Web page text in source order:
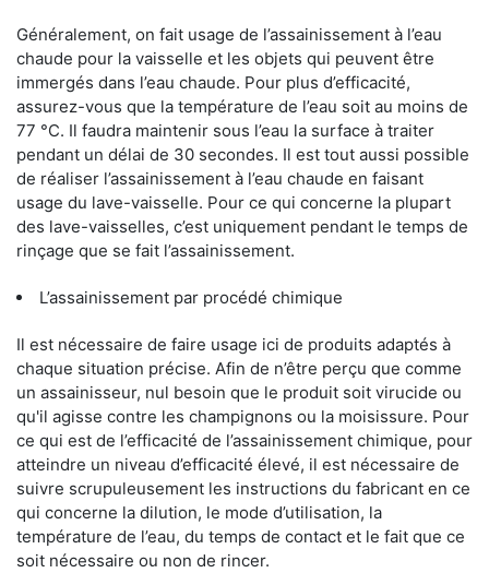
Généralement, on fait usage de l’assainissement à l’eau
chaude pour la vaisselle et les objets qui peuvent être
immergés dans l’eau chaude. Pour plus d’efficacité,
assurez-vous que la température de l’eau soit au moins de
77 °C. Il faudra maintenir sous l’eau la surface à traiter
pendant un délai de 30 secondes. Il est tout aussi possible
de réaliser l’assainissement à l’eau chaude en faisant
usage du lave-vaisselle. Pour ce qui concerne la plupart
des lave-vaisselles, c’est uniquement pendant le temps de
rinçage que se fait l’assainissement.
L’assainissement par procédé chimique
Il est nécessaire de faire usage ici de produits adaptés à
chaque situation précise. Afin de n’être perçu que comme
un assainisseur, nul besoin que le produit soit virucide ou
qu'il agisse contre les champignons ou la moisissure. Pour
ce qui est de l’efficacité de l’assainissement chimique, pour
atteindre un niveau d’efficacité élevé, il est nécessaire de
suivre scrupuleusement les instructions du fabricant en ce
qui concerne la dilution, le mode d’utilisation, la
température de l’eau, du temps de contact et le fait que ce
soit nécessaire ou non de rincer.